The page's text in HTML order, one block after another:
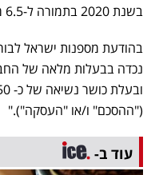
בשנת 2020 בתמורה ל-6.5 מיליון שקלים.
("ההסכם" ו/או "העסקה")."
עוד ב-